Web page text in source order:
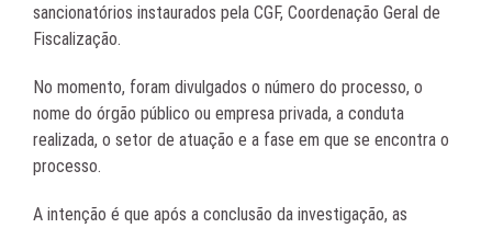
sancionatórios instaurados pela CGF, Coordenação Geral de
Fiscalização.
No momento, foram divulgados o número do processo, o
nome do órgão público ou empresa privada, a conduta
realizada, o setor de atuação e a fase em que se encontra o
processo.
A intenção é que após a conclusão da investigação, as